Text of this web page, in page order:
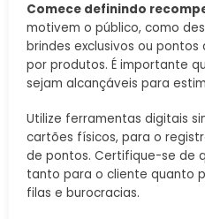
Comece definindo
motivem o público, como
brindes exclusivos ou
por produtos. É importante
sejam alcançáveis para
Utilize ferramentas digitais
cartões físicos, para o
de pontos. Certifique-se de
tanto para o cliente quanto
filas e burocracias.